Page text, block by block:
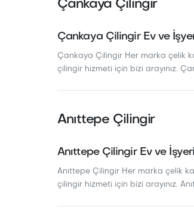
Çankaya Çilingir
Çankaya Çilingir Ev ve
Çankaya Çilingir Her marka çelik
çilingir hizmeti için bizi arayınız.
Anıttepe Çilingir
Anıttepe Çilingir Ev ve
Anıttepe Çilingir Her marka çelik
çilingir hizmeti için bizi arayınız.